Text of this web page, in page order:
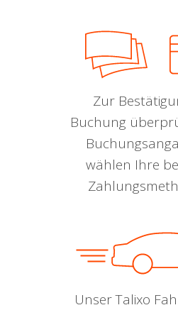
Zur
Buchung
wählen Ihre
Unser Talixo